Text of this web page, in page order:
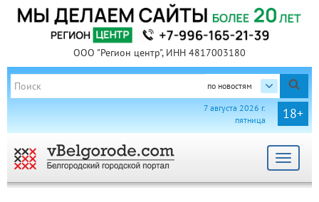
ООО "Регион центр", ИНН 4817003180
по новостям
18+
7 августа 2026 г.
пятница
Toggle